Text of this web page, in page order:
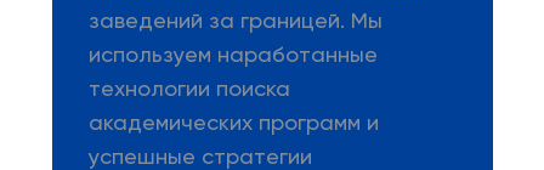
заведений за границей. Мы
используем наработанные
технологии поиска
академических программ и
успешные стратегии